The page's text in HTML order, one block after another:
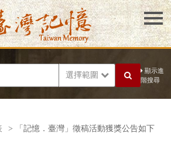
選擇範圍
顯示進
階搜尋
> 「記憶．臺灣」徵稿活動獲獎公告如下